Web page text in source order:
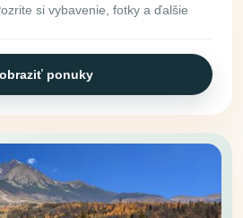
si vybavenie, fotky a ďalšie
ponuky